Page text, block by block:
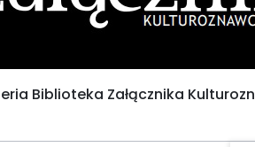
Biblioteka Załącznika